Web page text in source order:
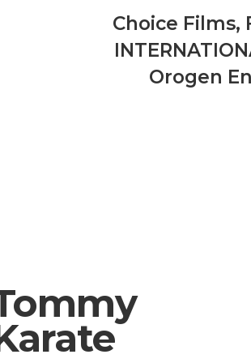
Choice Films,
Orogen